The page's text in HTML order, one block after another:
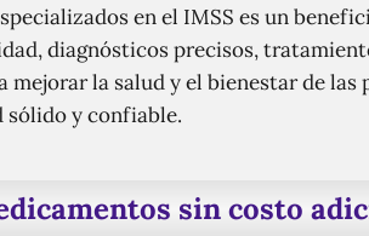
en el IMSS es un
diagnósticos precisos,
la salud y el bienestar de las
sólido y confiable.
sin costo